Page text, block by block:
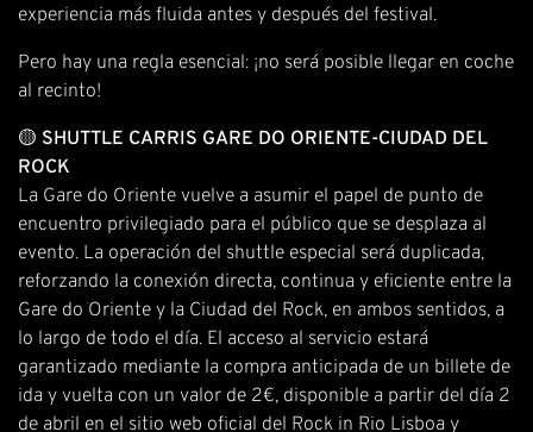
experiencia más fluida antes y después del festival.
Pero hay una regla esencial: ¡no será posible llegar en coche
al recinto!
🟡 SHUTTLE CARRIS GARE DO ORIENTE-CIUDAD DEL
ROCK
La Gare do Oriente vuelve a asumir el papel de punto de
encuentro privilegiado para el público que se desplaza al
evento. La operación del shuttle especial será duplicada,
reforzando la conexión directa, continua y eficiente entre la
Gare do Oriente y la Ciudad del Rock, en ambos sentidos, a
lo largo de todo el día. El acceso al servicio estará
garantizado mediante la compra anticipada de un billete de
ida y vuelta con un valor de 2€, disponible a partir del día 2
de abril en el sitio web oficial del Rock in Rio Lisboa y